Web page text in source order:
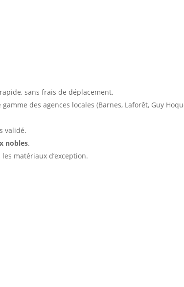
sans frais de déplacement.
des agences locales (Barnes, Laforêt, Guy
validé.
nobles.
matériaux d’exception.